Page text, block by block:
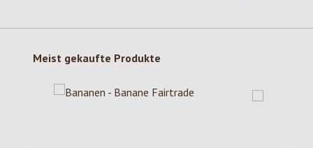
Produktgalerie überspringen
Meist gekaufte Produkte